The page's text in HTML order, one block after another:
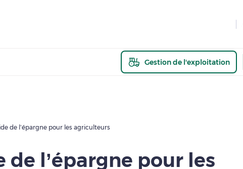
Gestion de l'exploitation
de l’épargne pour les agriculteurs
de l’épargne pour les